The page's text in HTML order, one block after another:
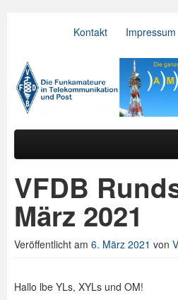
Kontakt Impressum
VFDB e.V.
Hauptmenü
Der Verein
Referate
BV & OV
Relais
VFDB
März 2021
Veröffentlicht am 6. März 2021 von
Hallo lbe YLs, XYLs und OM!